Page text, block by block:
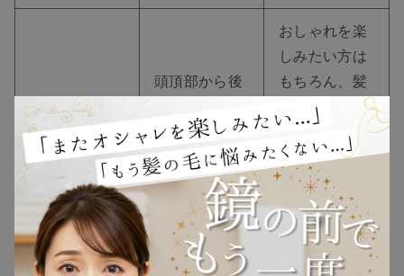
ウィッグ
プレゼント
ハーフウィッグ
頭頂部から後
カバーするウ
ィッグで、前
髪の地毛を活
かしたアレン
ジができる
おしゃれを楽
しみたい方は
もちろん、髪
全体のボリュ
ームがなくな
ってしまった
方や後頭部の
毛割れが気に
なる方などに
多く活用され